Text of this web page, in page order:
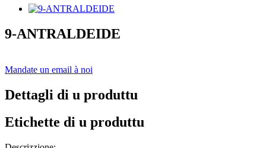
9-ANTRALDEIDE
Mandate un email à noi
Dettagli di u produttu
Etichette di u produttu